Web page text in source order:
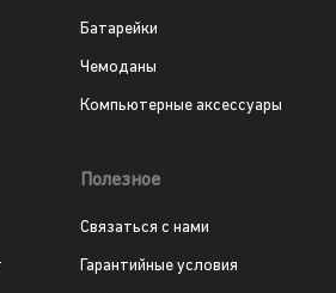
Батарейки
Чемоданы
Компьютерные аксессуары
Полезное
Связаться с нами
Гарантийные условия